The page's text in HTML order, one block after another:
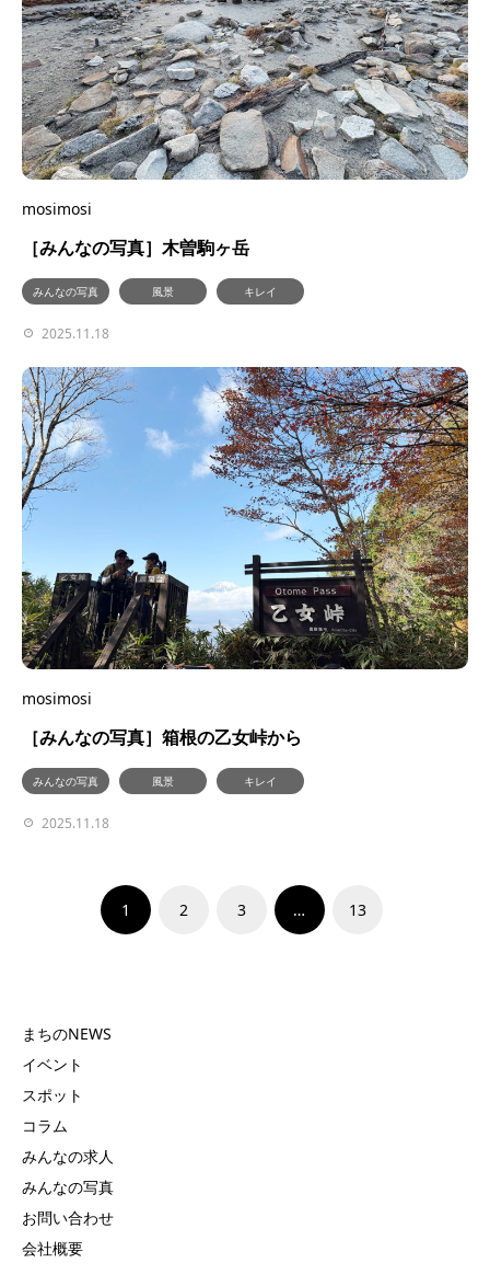
mosimosi
［みんなの写真］木曽駒ヶ岳
みんなの写真 風景 キレイ
2025.11.18
mosimosi
［みんなの写真］箱根の乙女峠から
みんなの写真 風景 キレイ
2025.11.18
1 2 3 … 13
まちのNEWS
イベント
スポット
コラム
みんなの求人
みんなの写真
お問い合わせ
会社概要